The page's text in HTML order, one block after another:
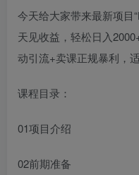
今天给大家带来最新项目
天见收益，轻松日入
动引流+卖课正规暴利，
课程目录：
01项目介绍
02前期准备